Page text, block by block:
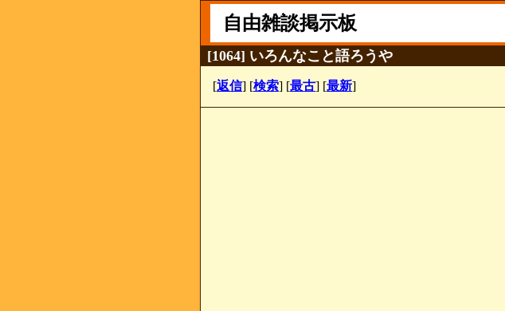
自由雑談掲示板
[1064] いろんなこと語ろうや
[返信] [検索] [最古] [最新]